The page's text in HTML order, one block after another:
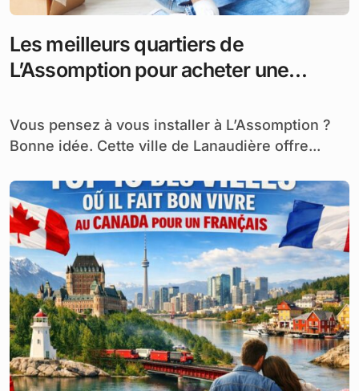
Les meilleurs quartiers de
L’Assomption pour acheter une
Vous pensez à vous installer à L’Assomption ?
Bonne idée. Cette ville de Lanaudière offre...